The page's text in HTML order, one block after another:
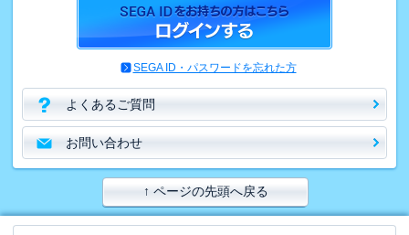
SEGA ID・パスワードを忘れた方
よくあるご質問
お問い合わせ
↑ ページの先頭へ戻る